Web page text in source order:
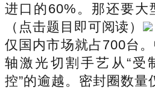
进口的60%。那还要大
（点击题目即可阅读）
仅国内市场就占700台
轴激光切割手艺从“受
控”的逾越。密封圈数量